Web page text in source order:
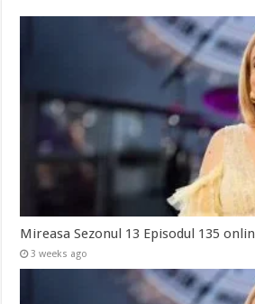
Mireasa Sezonul 13 Episodul 135
3 weeks ago